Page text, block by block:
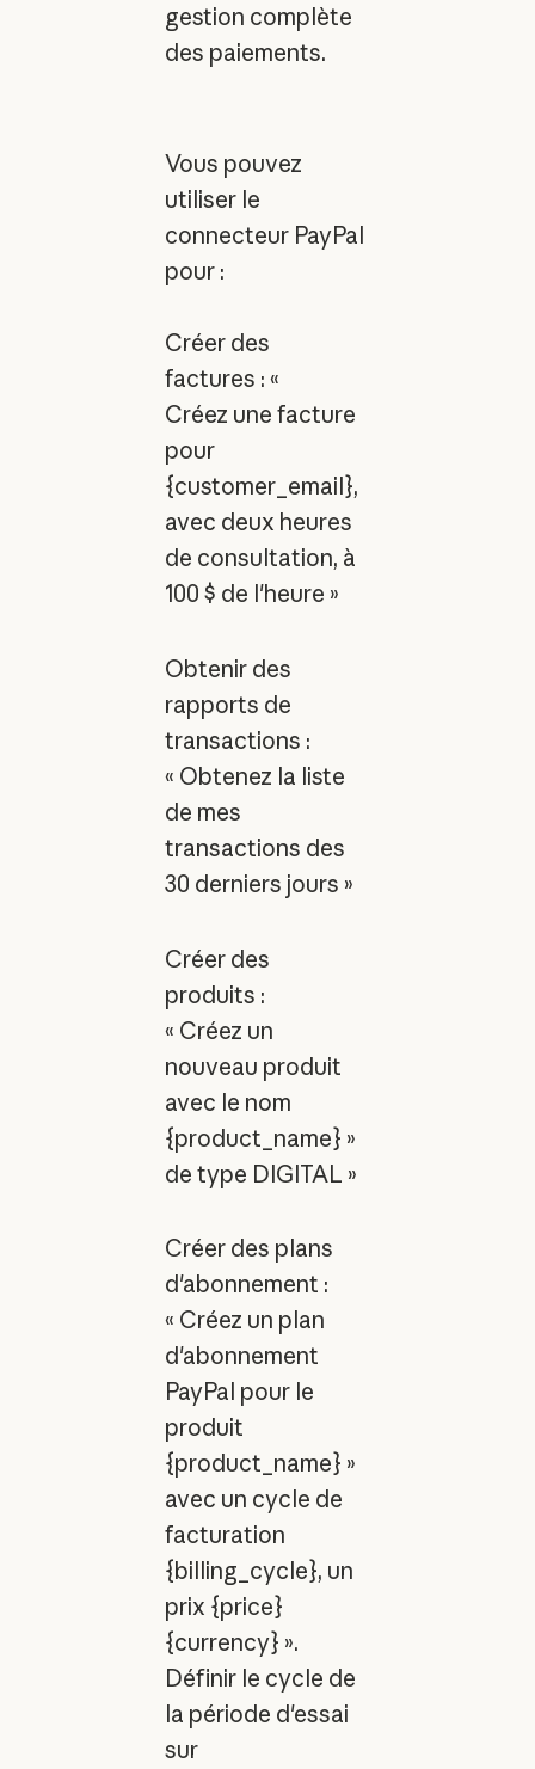
gestion complète
des paiements.
Vous pouvez
utiliser le
connecteur PayPal
pour :
Créer des
factures : «
Créez une facture
pour
{customer_email},
avec deux heures
de consultation, à
100 $ de l'heure »
Obtenir des
rapports de
transactions :
« Obtenez la liste
de mes
transactions des
30 derniers jours »
Créer des
produits :
« Créez un
nouveau produit
avec le nom
{product_name} »
de type DIGITAL »
Créer des plans
d'abonnement :
« Créez un plan
d'abonnement
PayPal pour le
produit
{product_name} »
avec un cycle de
facturation
{billing_cycle}, un
prix {price}
{currency} ».
Définir le cycle de
la période d'essai
sur